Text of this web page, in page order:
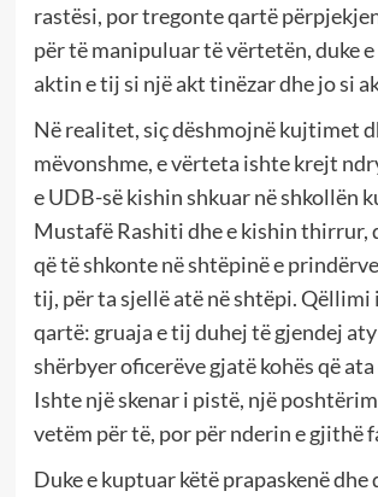
rastësi, por tregonte qartë
për të manipuluar të vërtetën, duke
aktin e tij si një akt tinëzar dhe jo si
Në realitet, siç dëshmojnë kujtimet
mëvonshme, e vërteta ishte krejt
e UDB-së kishin shkuar në shkollën
Mustafë Rashiti dhe e kishin thirrur,
që të shkonte në shtëpinë e
tij, për ta sjellë atë në shtëpi. Qëllimi
qartë: gruaja e tij duhej të gjendej aty
shërbyer oficerëve gjatë kohës që
Ishte një skenar i pistë, një
vetëm për të, por për nderin e gjithë
Duke e kuptuar këtë prapaskenë dhe